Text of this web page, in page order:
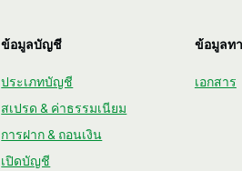
ข้อมูลบัญชี
ประเภทบัญชี
สเปรด & ค่าธรรมเนียม
การฝาก & ถอนเงิน
เปิดบัญชี
ข้อมูลท
เอกสาร